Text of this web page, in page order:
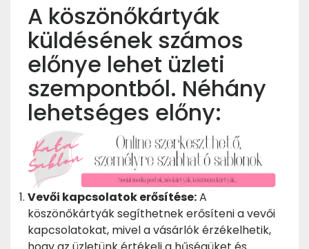
A köszönőkártyák
küldésének számos
előnye lehet üzleti
szempontból. Néhány
lehetséges előny:
Vevői kapcsolatok erősítése:A
köszönőkártyák segíthetnek erősíteni a vevői
kapcsolatokat, mivel a vásárlók érzékelhetik,